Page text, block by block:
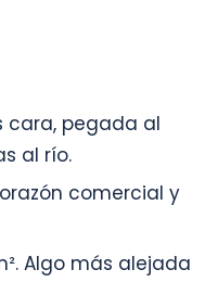
cara, pegada al
al río.
comercial y
Algo más alejada